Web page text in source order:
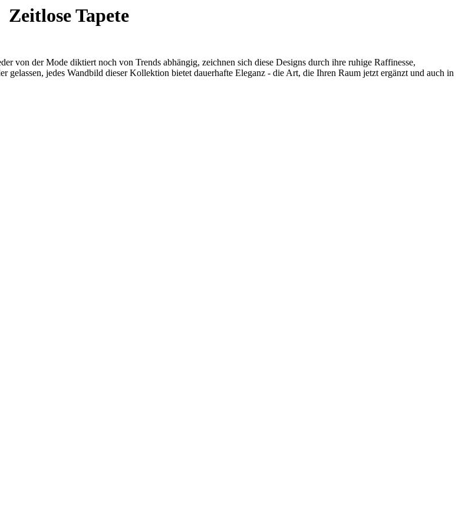
Zeitlose Tapete
von der Mode diktiert noch von Trends abhängig, zeichnen sich diese Designs durch ihre ruhige Raffinesse,
gelassen, jedes Wandbild dieser Kollektion bietet dauerhafte Eleganz - die Art, die Ihren Raum jetzt ergänzt und auch in